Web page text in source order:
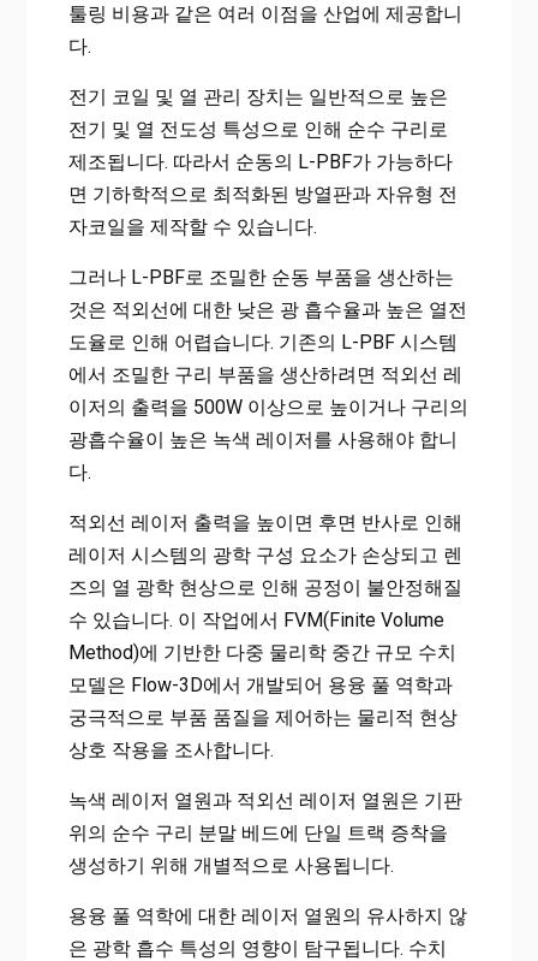
툴링 비용과 같은 여러 이점을 산업에 제공합니
다.
전기 코일 및 열 관리 장치는 일반적으로 높은
전기 및 열 전도성 특성으로 인해 순수 구리로
제조됩니다. 따라서 순동의 L-PBF가 가능하다
면 기하학적으로 최적화된 방열판과 자유형 전
자코일을 제작할 수 있습니다.
그러나 L-PBF로 조밀한 순동 부품을 생산하는
것은 적외선에 대한 낮은 광 흡수율과 높은 열전
도율로 인해 어렵습니다. 기존의 L-PBF 시스템
에서 조밀한 구리 부품을 생산하려면 적외선 레
이저의 출력을 500W 이상으로 높이거나 구리의
광흡수율이 높은 녹색 레이저를 사용해야 합니
다.
적외선 레이저 출력을 높이면 후면 반사로 인해
레이저 시스템의 광학 구성 요소가 손상되고 렌
즈의 열 광학 현상으로 인해 공정이 불안정해질
수 있습니다. 이 작업에서 FVM(Finite Volume
Method)에 기반한 다중 물리학 중간 규모 수치
모델은 Flow-3D에서 개발되어 용융 풀 역학과
궁극적으로 부품 품질을 제어하는 ​​물리적 현상
상호 작용을 조사합니다.
녹색 레이저 열원과 적외선 레이저 열원은 기판
위의 순수 구리 분말 베드에 단일 트랙 증착을
생성하기 위해 개별적으로 사용됩니다.
용융 풀 역학에 대한 레이저 열원의 유사하지 않
은 광학 흡수 특성의 영향이 탐구됩니다. 수치